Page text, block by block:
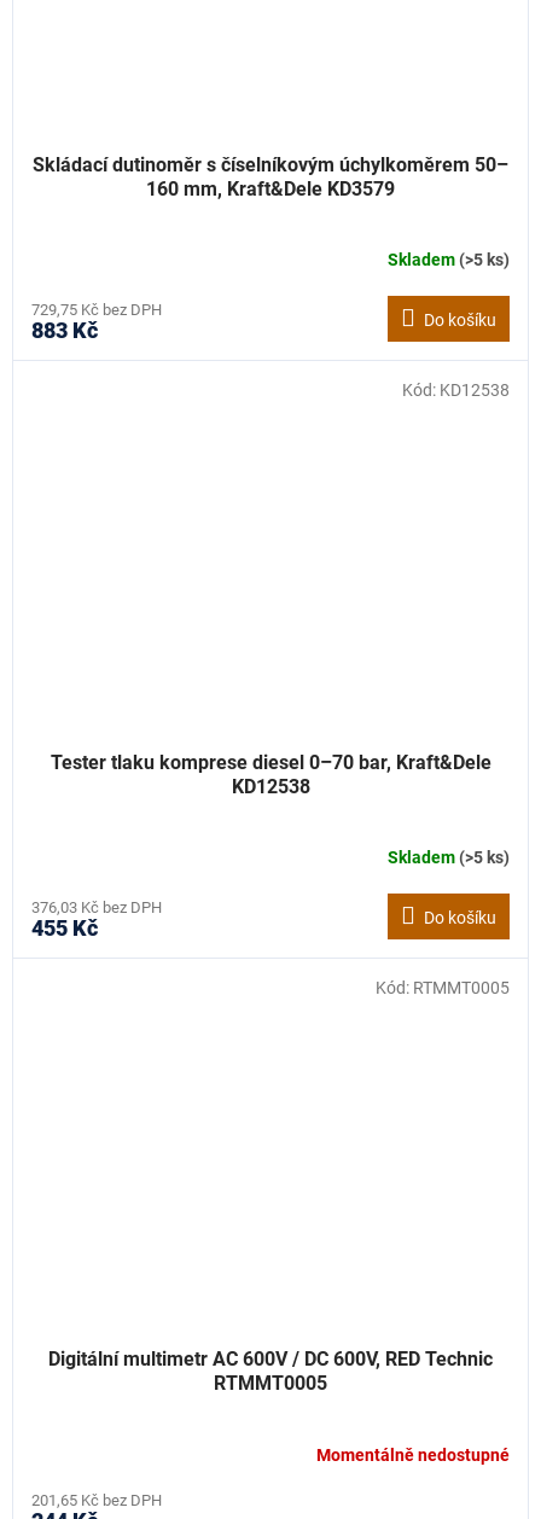
Skládací dutinoměr s číselníkovým úchylkoměrem 50–
160 mm, Kraft&Dele KD3579
Skladem(>5 ks)
729,75 Kč bez DPH
883 Kč Do košíku
Tester tlaku komprese diesel 0–70 bar, Kraft&Dele
KD12538
Skladem(>5 ks)
376,03 Kč bez DPH
455 Kč Do košíku
Kód: KD12538
Digitální multimetr AC 600V / DC 600V, RED Technic
RTMMT0005
Momentálně nedostupné
201,65 Kč bez DPH
Kód: RTMMT0005